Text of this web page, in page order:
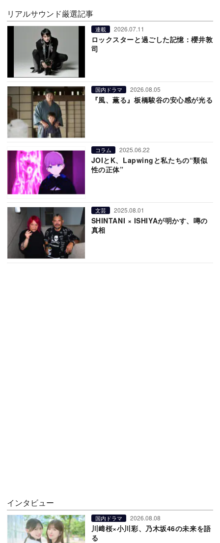
リアルサウンド厳選記事
連載 2026.07.11
ロックスターと過ごした記憶：櫻井敦
司
国内ドラマ 2026.08.05
『風、薫る』板橋駿谷の安心感が光る
コラム 2025.06.22
JOIとK、Lapwingと私たちの“類似
性の正体”
文芸 2025.08.01
SHINTANI × ISHIYAが明かす、噂の
真相
インタビュー
国内ドラマ 2026.08.08
川﨑桜×小川彩、乃木坂46の未来を語
る